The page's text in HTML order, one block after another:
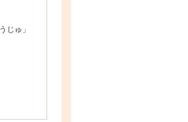
じゅ」